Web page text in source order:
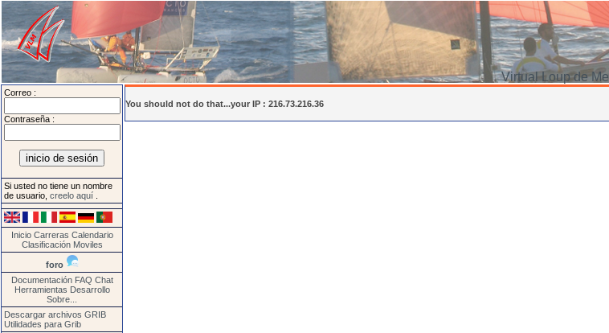
Virtual Loup de
Correo :
Contraseña :
Si usted no tiene un nombre
de usuario, creelo aquí
Inicio Carreras Calendario
Clasificación Moviles
foro
Documentación FAQ Chat
Herramientas Desarrollo
Sobre...
Descargar archivos GRIB
Utilidades para Grib
You should not do that...your IP : 216.73.216.36